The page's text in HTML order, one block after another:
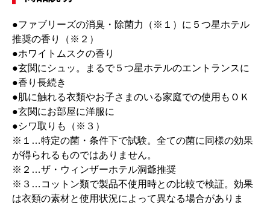
●ファブリーズの消臭・除菌力（※１）に５つ星ホテル
推奨の香り（※２）
●ホワイトムスクの香り
●玄関にシュッ。まるで５つ星ホテルのエントランスに
●香り長続き
●肌に触れる衣類やお子さまのいる家庭での使用もＯＫ
●玄関にお部屋に洋服に
●シワ取りも（※３）
※１…特定の菌・条件下で試験。全ての菌に同様の効果
が得られるものではありません。
※２…ザ・ウィンザーホテル洞爺推奨
※３…コットン類で製品不使用時との比較で検証。効果
は衣類の素材と使用状況によって異なる場合がありま